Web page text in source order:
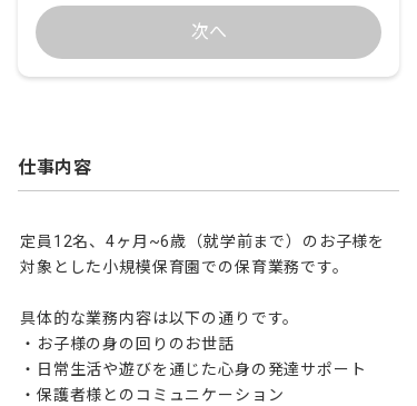
次へ
仕事内容
定員12名、4ヶ月~6歳（就学前まで）のお子様を
対象とした小規模保育園での保育業務です。
具体的な業務内容は以下の通りです。
・お子様の身の回りのお世話
・日常生活や遊びを通じた心身の発達サポート
・保護者様とのコミュニケーション